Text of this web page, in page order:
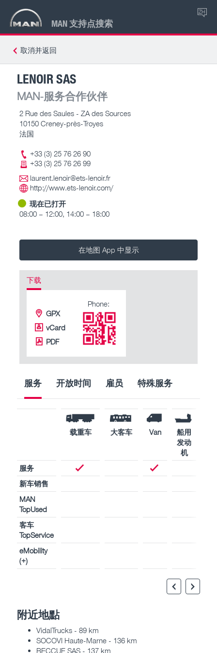
MAN 支持点搜索
ZH
取消并返回
LENOIR SAS
MAN-服务合作伙伴
2 Rue des Saules - ZA des Sources
10150 Creney-près-Troyes
法国
+33 (3) 25 76 26 90
+33 (3) 25 76 26 99
laurent.lenoir@ets-lenoir.fr
http://www.ets-lenoir.com/
现在已打开
08:00 – 12:00, 14:00 – 18:00
在地图 App 中显示
下载
GPX
vCard
PDF
Phone:
服务 开放时间 雇员 特殊服务
载重车 大客车 Van
船用
发动
机
服务
新车销售
MAN
TopUsed
客车
TopService
eMobility
(+)
附近地點
VidalTrucks - 89 km
SOCOVI Haute-Marne - 136 km
BECCUE SAS - 137 km